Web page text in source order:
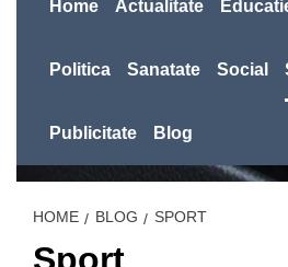
Home Actualitate
Politica Sanatate Social
Publicitate Blog
HOME BLOG SPORT
Sport